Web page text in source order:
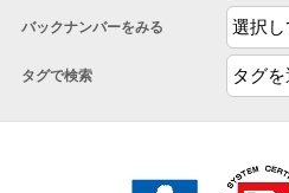
バックナンバーをみる
タグで検索